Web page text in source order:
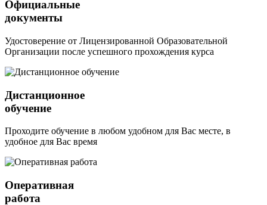
Официальные
документы
Удостоверение от Лицензированной Образовательной
Организации после успешного прохождения курса
Дистанционное
обучение
Проходите обучение в любом удобном для Вас месте, в
удобное для Вас время
Оперативная
работа